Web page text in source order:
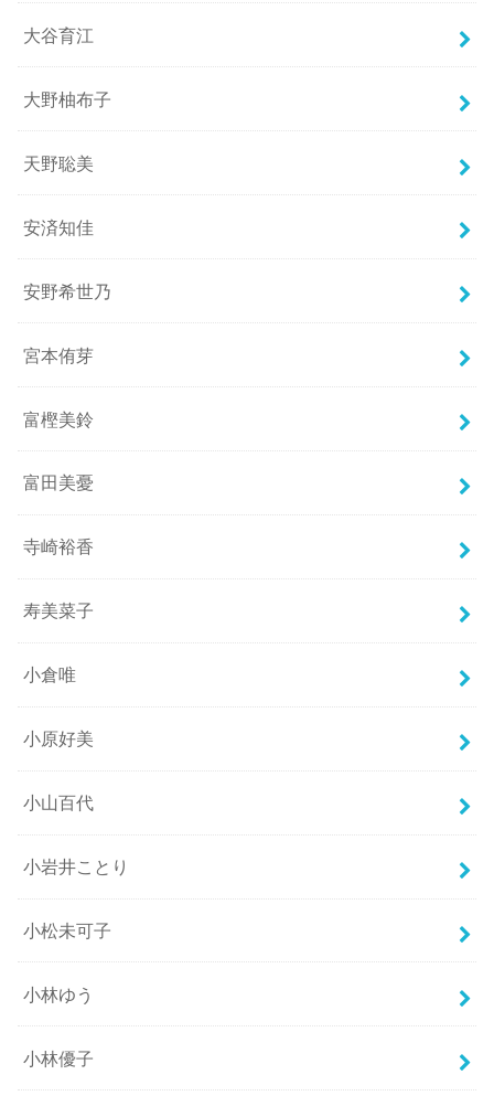
大谷育江
大野柚布子
天野聡美
安済知佳
安野希世乃
宮本侑芽
富樫美鈴
富田美憂
寺崎裕香
寿美菜子
小倉唯
小原好美
小山百代
小岩井ことり
小松未可子
小林ゆう
小林優子